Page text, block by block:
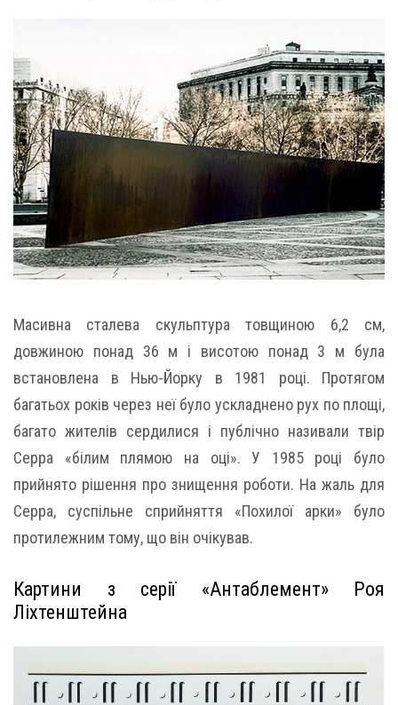
Масивна сталева скульптура товщиною 6,2 см,
довжиною понад 36 м і висотою понад 3 м була
встановлена в Нью-Йорку в 1981 році. Протягом
багатьох років через неї було ускладнено рух по площі,
багато жителів сердилися і публічно називали твір
Серра «білим плямою на оці». У 1985 році було
прийнято рішення про знищення роботи. На жаль для
Серра, суспільне сприйняття «Похилої арки» було
протилежним тому, що він очікував.
Картини з серії «Антаблемент» Роя
Ліхтенштейна